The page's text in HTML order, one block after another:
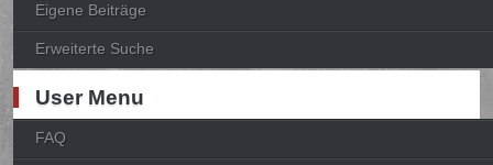
Eigene Beiträge
Erweiterte Suche
User Menu
FAQ